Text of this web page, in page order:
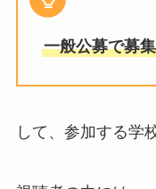
一般公募で募集
して、参加する学